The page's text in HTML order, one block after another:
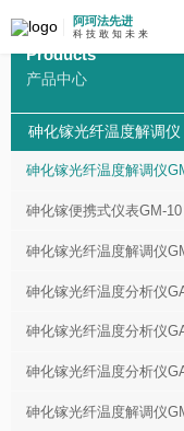
阿珂法先进
科 技 敢 知 未 来
Products
产品中心
砷化镓光纤温度解调仪
砷化镓光纤温度解调仪
砷化镓便携式仪表GM-10
砷化镓光纤温度解调仪
砷化镓光纤温度分析仪
砷化镓光纤温度分析仪
砷化镓光纤温度分析仪
砷化镓光纤温度解调仪